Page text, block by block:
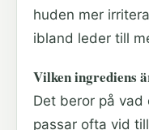
huden mer
ibland leder till
Vilken ingrediens
Det beror på vad
passar ofta vid